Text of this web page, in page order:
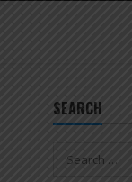
SEARCH
Search